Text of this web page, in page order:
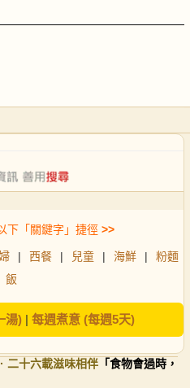
下「關鍵字」捷徑 >>
| 西餐 | 兒童 | 海鮮 |
粉麵
飯
湯)| 每週煮意 (每週5天)
二十六載滋味相伴 「食物會過時，